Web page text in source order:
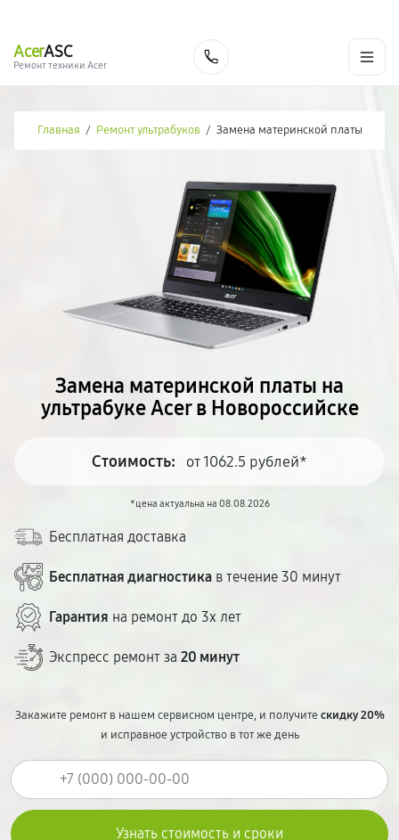
AcerASC
Ремонт техники Acer
Главная / Ремонт ультрабуков / Замена материнской платы
Замена материнской платы на
ультрабуке Acer в Новороссийске
Стоимость: от 1062.5 рублей*
*цена актуальна на 08.08.2026
Бесплатная доставка
Бесплатная диагностика в течение 30 минут
Гарантия на ремонт до 3х лет
Экспресс ремонт за 20 минут
Закажите ремонт в нашем сервисном центре, и получитескидку 20%
и исправное устройство в тот же день